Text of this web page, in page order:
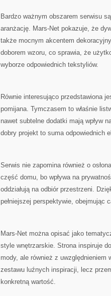
Bardzo ważnym obszarem serwisu
aranżację. Mars-Net pokazuje, że
także mocnym akcentem
doborem wzoru, co sprawia, że
wyborze odpowiednich tekstyliów.
Równie interesująco przedstawiona
pomijana. Tymczasem to właśnie
nawet subtelne dodatki mają wpływ
dobry projekt to suma odpowiednich
Serwis nie zapomina również o
część domu, bo wpływa na
oddziałują na odbiór przestrzeni.
pełniejszej perspektywie, obejmując
Mars-Net można opisać jako
style wnętrzarskie. Strona inspiruje
mody, ale również z uwzględnieniem
zestawu luźnych inspiracji, lecz
konkretną wartość.